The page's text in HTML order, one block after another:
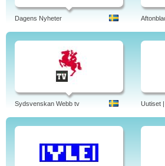
Dagens Nyheter
Sydsvenskan Webb tv Uutiset